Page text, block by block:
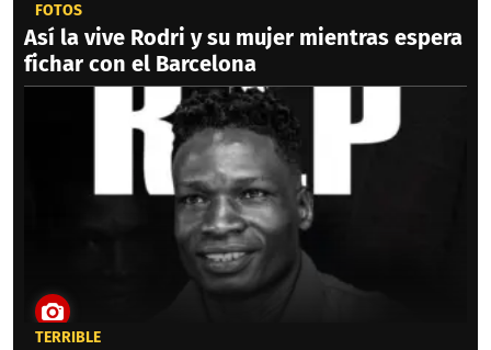
FOTOS
Así la vive Rodri y su mujer mientras espera
fichar con el Barcelona
TERRIBLE